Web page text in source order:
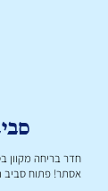
חדר בריחה מקוון
אסתר! פתוח סביב